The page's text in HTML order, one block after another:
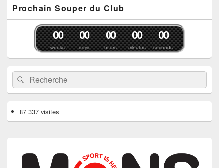
Prochain Souper du Club
weeks
00
days
00
hours
00
minutes
00
seconds
00
Recherche :Rechercher
87 337 visites